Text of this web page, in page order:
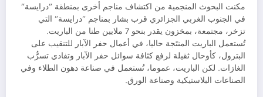
مكنت البحوث المنجمية من اكتشاف مناجم أخرى بمنطقة ”درايسة”
في الجنوب الغربي الجزائري قرب بشار بمناجم ”درايسة” التي
تزخر، مجتمعة، بمخزون يقدر بنحو 7 ملايين طنا من الباريت.
تُستعمل الباريت المنتَجة حاليا، في أعمال حفر الآبار للتنقيب على
البترول، كأوحال ثقيلة لرفع كثافة سوائل حفر الآبار وتفادي تسرُّب
الغازات. لكن الباريت، عموما، تُستعمل في صناعة دهون الطلاء وفي
الصناعات البلاستيكية وصناعة الورق.